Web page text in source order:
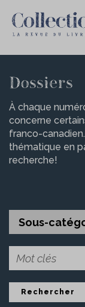
de
dossier
Dossiers
À chaque
concerne
franco-
thématique en
recherche!